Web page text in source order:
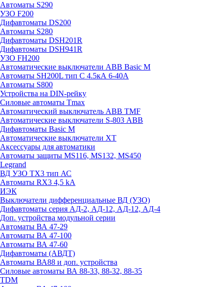
Автоматы S290
УЗО F200
Дифавтоматы DS200
Автоматы S280
Дифавтоматы DSH201R
Дифавтоматы DSH941R
УЗО FH200
Автоматические выключатели ABB Basic M
Автоматы SH200L тип С 4.5кА 6-40А
Автоматы S800
Устройства на DIN-рейку
Силовые автоматы Tmax
Автоматический выключатель ABB TMF
Автоматические выключатели S-803 АВВ
Дифавтоматы Basic M
Автоматические выключатели XT
Аксессуары для автоматики
Автоматы защиты MS116, MS132, MS450
Legrand
ВД УЗО TX3 тип АС
Автоматы RX3 4,5 kA
ИЭК
Выключатели дифференциальные ВД (УЗО)
Дифавтоматы серия АД-2, АД-12, АД-12, АД-4
Доп. устройства модульной серии
Автоматы ВА 47-29
Автоматы ВА 47-100
Автоматы ВА 47-60
Дифавтоматы (АВДТ)
Автоматы ВА88 и доп. устройства
Силовые автоматы ВА 88-33, 88-32, 88-35
TDM